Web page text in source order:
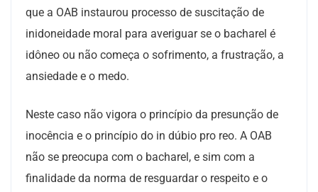
que a OAB instaurou processo de suscitação de
inidoneidade moral para averiguar se o bacharel é
idôneo ou não começa o sofrimento, a frustração, a
ansiedade e o medo.
Neste caso não vigora o princípio da presunção de
inocência e o princípio do in dúbio pro reo. A OAB
não se preocupa com o bacharel, e sim com a
finalidade da norma de resguardar o respeito e o